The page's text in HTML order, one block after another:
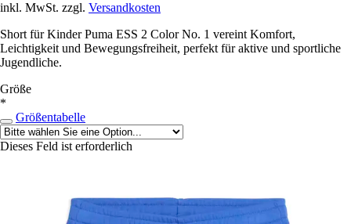
inkl. MwSt. zzgl. Versandkosten
Short für Kinder Puma ESS 2 Color No. 1 vereint Komfort,
Leichtigkeit und Bewegungsfreiheit, perfekt für aktive und sportliche
Jugendliche.
Größe
*
Größentabelle
Dieses Feld ist erforderlich